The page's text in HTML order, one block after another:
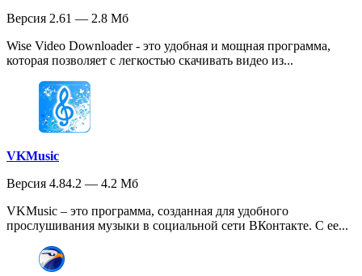
Версия 2.61 — 2.8 Мб
Wise Video Downloader - это удобная и мощная программа,
которая позволяет с легкостью скачивать видео из...
VKMusic
Версия 4.84.2 — 4.2 Мб
VKMusic – это программа, созданная для удобного
прослушивания музыки в социальной сети ВКонтакте. С ее...